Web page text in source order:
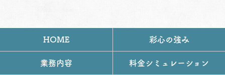
HOME 彩心の強み
業務内容 料金シミュレーション